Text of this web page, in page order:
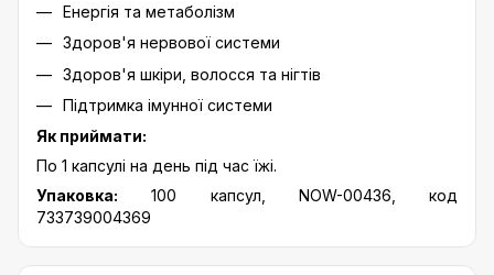
Енергія та метаболізм
Здоров'я нервової системи
Здоров'я шкіри, волосся та нігтів
Підтримка імунної системи
Як приймати:
По 1 капсулі на день під час їжі.
Упаковка: 100 капсул, NOW-00436, код
733739004369